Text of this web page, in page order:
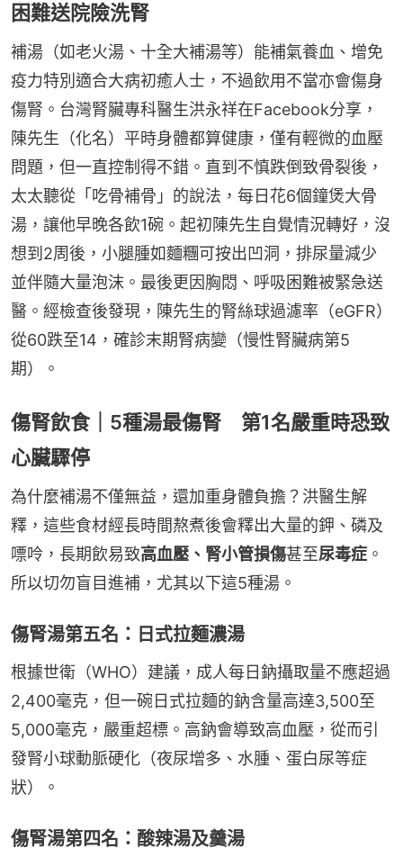
困難送院險洗腎
補湯（如老火湯、十全大補湯等）能補氣養血、增免
疫力特別適合大病初癒人士，不過飲用不當亦會傷身
傷腎。台灣腎臟專科醫生洪永祥在Facebook分享，
陳先生（化名）平時身體都算健康，僅有輕微的血壓
問題，但一直控制得不錯。直到不慎跌倒致骨裂後，
太太聽從「吃骨補骨」的說法，每日花6個鐘煲大骨
湯，讓他早晚各飲1碗。起初陳先生自覺情況轉好，沒
想到2周後，小腿腫如麵糰可按出凹洞，排尿量減少
並伴隨大量泡沫。最後更因胸悶、呼吸困難被緊急送
醫。經檢查後發現，陳先生的腎絲球過濾率（eGFR）
從60跌至14，確診末期腎病變（慢性腎臟病第5
期）。
傷腎飲食｜5種湯最傷腎 第1名嚴重時恐致
心臟驟停
為什麼補湯不僅無益，還加重身體負擔？洪醫生解
釋，這些食材經長時間熬煮後會釋出大量的鉀、磷及
嘌呤，長期飲易致高血壓、腎小管損傷甚至尿毒症 。
所以切勿盲目進補，尤其以下這5種湯。
傷腎湯第五名：日式拉麵濃湯
根據世衛（WHO）建議，成人每日鈉攝取量不應超過
2,400毫克，但一碗日式拉麵的鈉含量高達3,500至
5,000毫克，嚴重超標。高鈉會導致高血壓，從而引
發腎小球動脈硬化（夜尿增多、水腫、蛋白尿等症
狀）。
傷腎湯第四名：酸辣湯及羹湯